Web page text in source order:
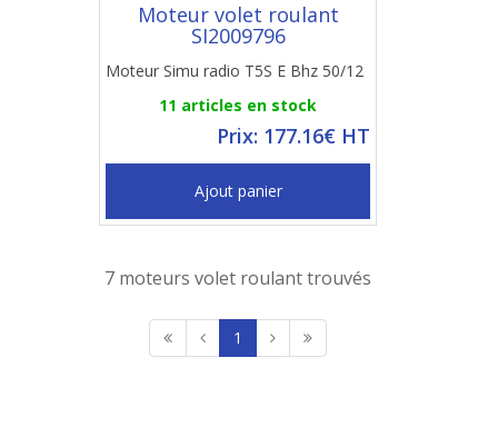
Moteur volet roulant
SI2009796
Moteur Simu radio T5S E Bhz 50/12
11 articles en stock
Prix: 177.16€ HT
Ajout panier
7 moteurs volet roulant trouvés
1